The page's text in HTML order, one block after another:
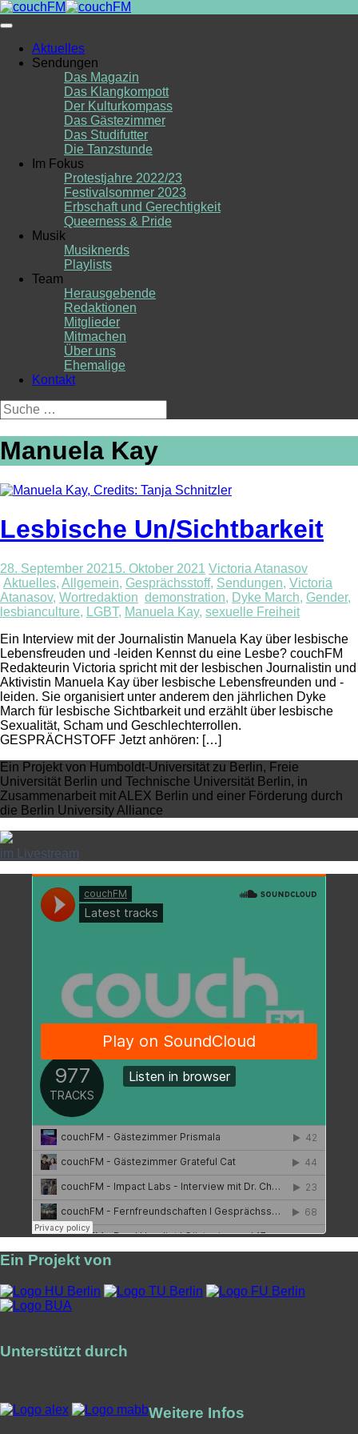
Skip
to
Aktuelles
Sendungen
Das Magazin
Das Klangkompott
Der Kulturkompass
Das Gästezimmer
Das Studifutter
Die Tanzstunde
Im Fokus
Protestjahre 2022/23
Festivalsommer 2023
Erbschaft und Gerechtigkeit
Queerness & Pride
Musik
Musiknerds
Playlists
Team
Herausgebende
Redaktionen
Mitglieder
Mitmachen
Über uns
Ehemalige
Kontakt
Suche
nach:
Manuela Kay
Lesbische Un/Sichtbarkeit
28. September 20215. Oktober 2021 Victoria Atanasov
Aktuelles, Allgemein, Gesprächsstoff, Sendungen, Victoria
Atanasov, Wortredaktion demonstration, Dyke March, Gender,
lesbianculture, LGBT, Manuela Kay, sexuelle Freiheit
Ein Interview mit der Journalistin Manuela Kay über lesbische
Lebensfreuden und -leiden Kennst du eine Lesbe? couchFM
Redakteurin Victoria spricht mit der lesbischen Journalistin und
Aktivistin Manuela Kay über lesbische Lebensfreunden und -
leiden. Sie organisiert unter anderem den jährlichen Dyke
March für lesbische Sichtbarkeit und erzählt über lesbische
Sexualität, Scham und Geschlechterrollen.
GESPRÄCHSTOFF Jetzt anhören: […]
Ein Projekt von Humboldt-Universität zu Berlin, Freie
Universität Berlin und Technische Universität Berlin, in
Zusammenarbeit mit ALEX Berlin und einer Förderung durch
die Berlin University Alliance
im Livestream
Ein Projekt von
Unterstützt durch
Weitere Infos